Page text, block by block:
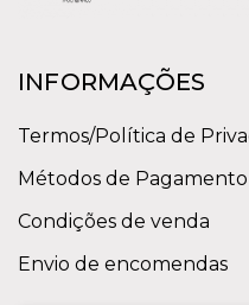
INFORMAÇÕES
Termos/Política de
Métodos de Pagamento
Condições de venda
Envio de encomendas